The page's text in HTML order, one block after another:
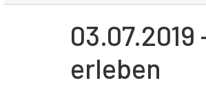
erleben